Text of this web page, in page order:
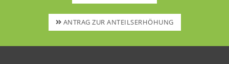
ANTRAG ZUR ANTEILSERHÖHUNG